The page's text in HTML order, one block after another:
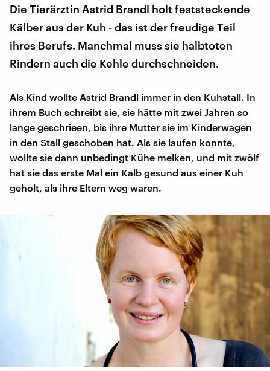
Die Tierärztin Astrid Brandl holt feststeckende
Kälber aus der Kuh - das ist der freudige Teil
ihres Berufs. Manchmal muss sie halbtoten
Rindern auch die Kehle durchschneiden.
Als Kind wollte Astrid Brandl immer in den Kuhstall. In
ihrem Buch schreibt sie, sie hätte mit zwei Jahren so
lange geschrieen, bis ihre Mutter sie im Kinderwagen
in den Stall geschoben hat. Als sie laufen konnte,
wollte sie dann unbedingt Kühe melken, und mit zwölf
hat sie das erste Mal ein Kalb gesund aus einer Kuh
geholt, als ihre Eltern weg waren.